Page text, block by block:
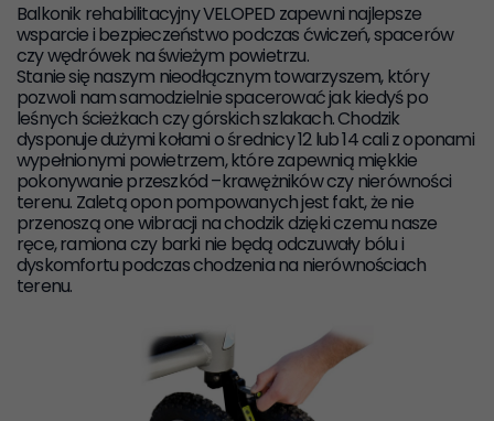
Balkonik rehabilitacyjnyVELOPED zapewni najlepsze
wsparcie i bezpieczeństwo podczas ćwiczeń, spacerów
czy wędrówek na świeżym powietrzu.
Stanie się naszym nieodłącznym towarzyszem, który
pozwoli nam samodzielniespacerowaćjak kiedyśpo
leśnych ścieżkachczygórskich szlakach. Chodzik
dysponuje dużymi kołami o średnicy 12 lub 14 cali z oponami
wypełnionymi powietrzem, które zapewnią miękkie
pokonywanie przeszkód–krawężników czy nierówności
terenu. Zaletąoponpompowanychjest fakt, żenie
przenoszą one wibracji na chodzik dzięki czemu nasze
ręce, ramiona czy barki nie będą odczuwały bólu i
dyskomfortu podczas chodzenia na nierównościach
terenu.